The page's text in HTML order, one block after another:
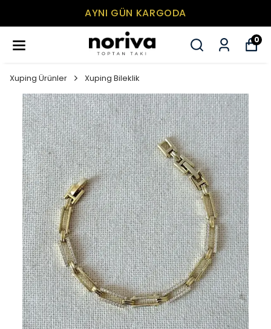
AYNI GÜN KARGODA
0
Xuping Ürünler Xuping Bileklik